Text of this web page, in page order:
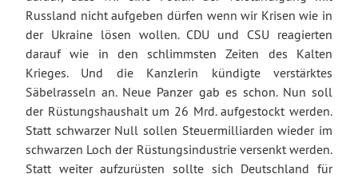
Russland nicht aufgeben dürfen wenn wir Krisen wie in
der Ukraine lösen wollen. CDU und CSU reagierten
darauf wie in den schlimmsten Zeiten des Kalten
Krieges. Und die Kanzlerin kündigte verstärktes
Säbelrasseln an. Neue Panzer gab es schon. Nun soll
der Rüstungshaushalt um 26 Mrd. aufgestockt werden.
Statt schwarzer Null sollen Steuermilliarden wieder im
schwarzen Loch der Rüstungsindustrie versenkt werden.
Statt weiter aufzurüsten sollte sich Deutschland für